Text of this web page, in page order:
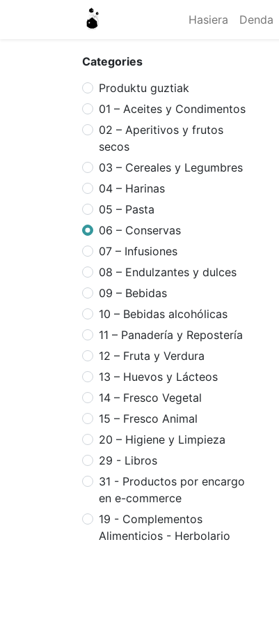
Hasiera Denda
Categories
Produktu guztiak
01 – Aceites y Condimentos
02 – Aperitivos y frutos
secos
03 – Cereales y Legumbres
04 – Harinas
05 – Pasta
06 – Conservas
07 – Infusiones
08 – Endulzantes y dulces
09 – Bebidas
10 – Bebidas alcohólicas
11 – Panadería y Repostería
12 – Fruta y Verdura
13 – Huevos y Lácteos
14 – Fresco Vegetal
15 – Fresco Animal
20 – Higiene y Limpieza
29 - Libros
31 - Productos por encargo
en e-commerce
19 - Complementos
Alimenticios - Herbolario